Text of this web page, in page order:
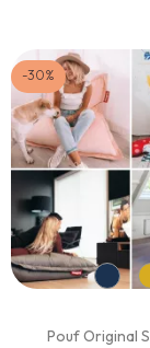
Pouf Original
-30%